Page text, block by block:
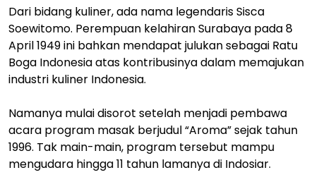
Dari bidang kuliner, ada nama legendaris Sisca
Soewitomo. Perempuan kelahiran Surabaya pada 8
April 1949 ini bahkan mendapat julukan sebagai Ratu
Boga Indonesia atas kontribusinya dalam memajukan
industri kuliner Indonesia.
Namanya mulai disorot setelah menjadi pembawa
acara program masak berjudul “Aroma” sejak tahun
1996. Tak main-main, program tersebut mampu
mengudara hingga 11 tahun lamanya di Indosiar.